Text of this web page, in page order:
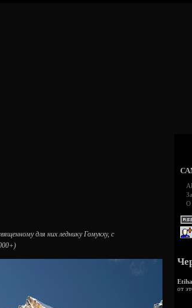
для них леднику Гомукху, с
О
от